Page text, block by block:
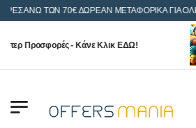
ΑΝΩ ΤΩΝ 70€ ΔΩΡΕΑΝ ΜΕΤΑΦΟΡΙΚΑ ΓΙΑ ΟΛΗ
Προσφορές - Κάνε Κλικ ΕΔΩ!